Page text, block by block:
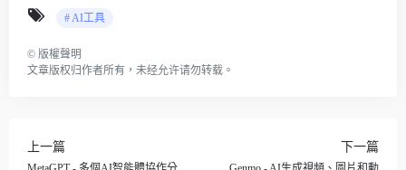
# AI工具
© 版權聲明
文章版权归作者所有，未经允许请勿转载。
上一篇 下一篇